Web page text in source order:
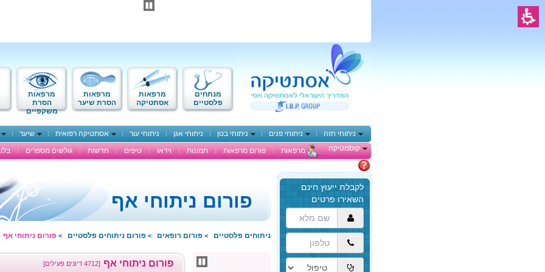
מנתחים
פלסטיים
מרפאות
אסתטיקה
מרפאות
הסרת שיער
מרפאות
הסרת
משקפיים
ניתוחי חזה ניתוחי פנים ניתוחי בטן ניתוחי אגן ניתוחי עור אסתטיקה רפואית שיער
קוסמטיקה
מרפאות פורום מרפאות תמונות וידאו טיפים חדשות גולשים מספרים
הגעת
לתוכן
המרכזי,
באפשרותך
ללחוץ
אנטר
כדי
לדלג
לאזור
פורום ניתוחי אף
ניתוחים פלסטיים > פורום רופאים > פורום ניתוחים פלסטיים > פורום ניתוחי אף
[4712 דיונים פעילים] פורום ניתוחי אף